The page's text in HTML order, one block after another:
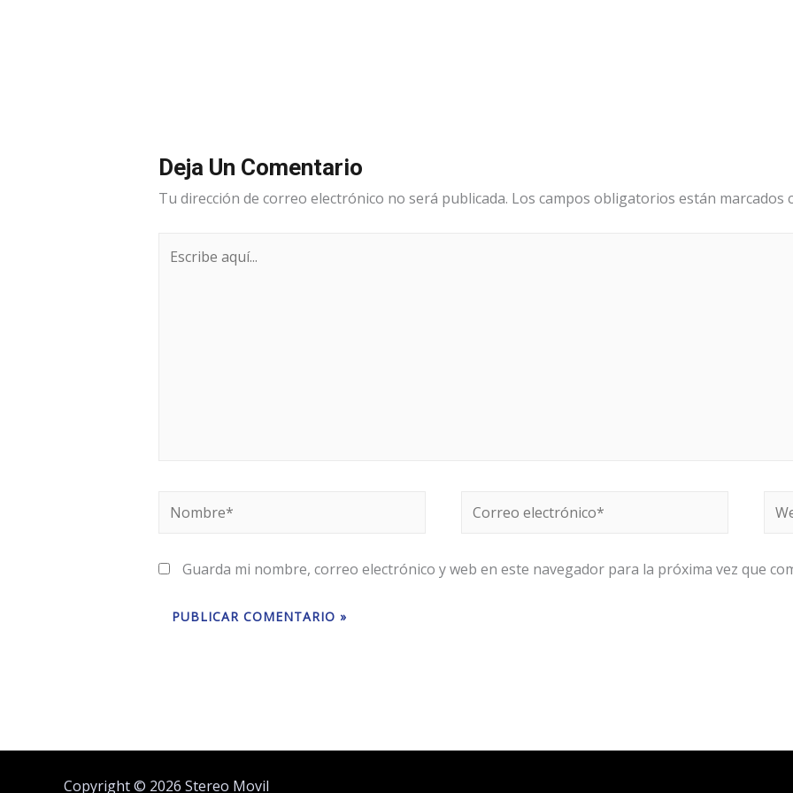
Deja Un Comentario
Tu dirección de correo electrónico no será publicada. Los campos obligatorios están marcados
Nombre*
Correo
Web
Guarda mi nombre, correo electrónico y web en este navegador para la próxima vez que
Copyright © 2026 Stereo Movil